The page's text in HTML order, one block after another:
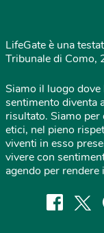
LifeGate è una
Tribunale di Como,
Siamo il luogo
sentimento diventa
risultato. Siamo
etici, nel pieno
viventi in esso
vivere con
agendo per